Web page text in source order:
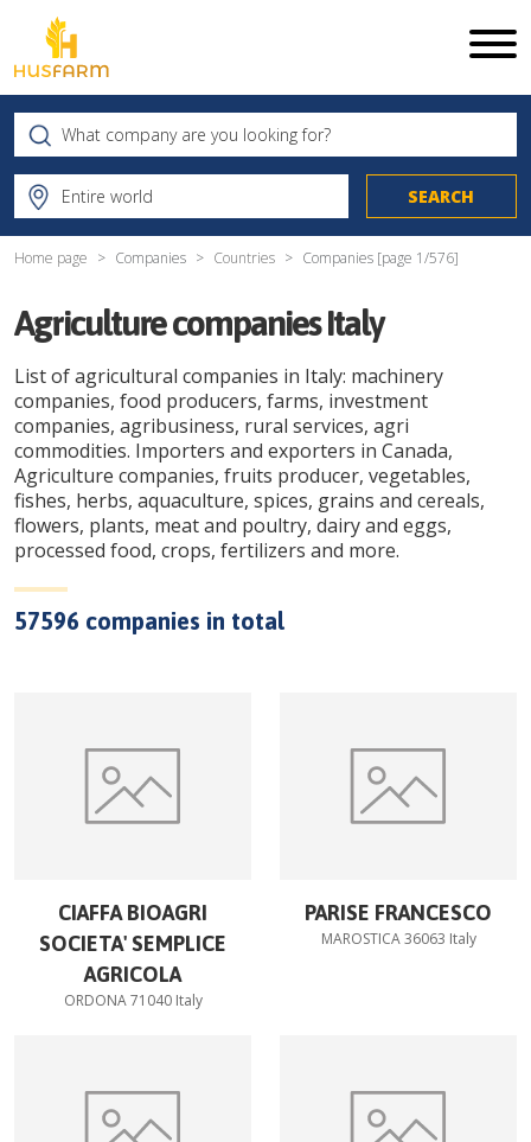
Home page Companies Countries Companies [page 1/576]
Agriculture companies Italy
List of agricultural companies in Italy: machinery
companies, food producers, farms, investment
companies, agribusiness, rural services, agri
commodities. Importers and exporters in Canada,
Agriculture companies, fruits producer, vegetables,
fishes, herbs, aquaculture, spices, grains and cereals,
flowers, plants, meat and poultry, dairy and eggs,
processed food, crops, fertilizers and more.
57596 companies in total
CIAFFA BIOAGRI
SOCIETA' SEMPLICE
AGRICOLA
ORDONA 71040 Italy
PARISE FRANCESCO
MAROSTICA 36063 Italy